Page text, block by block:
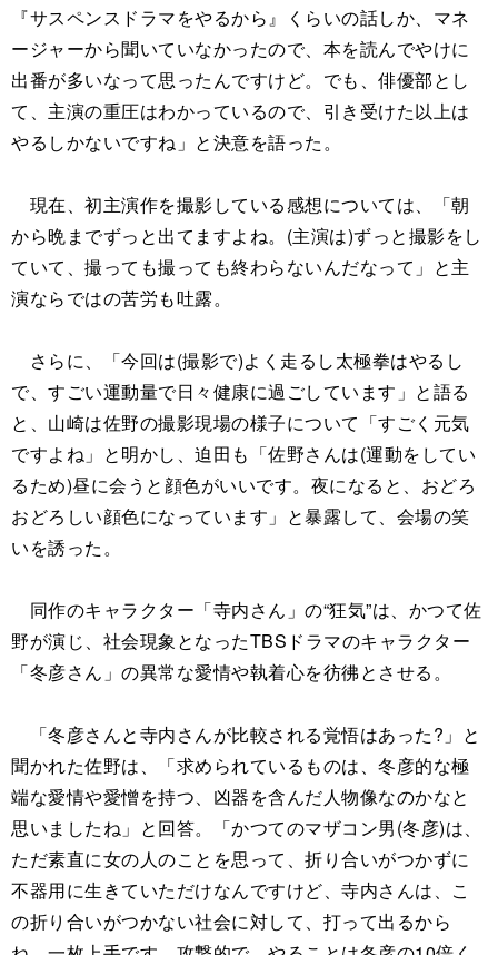
『サスペンスドラマをやるから』くらいの話しか、マネ
ージャーから聞いていなかったので、本を読んでやけに
出番が多いなって思ったんですけど。でも、俳優部とし
て、主演の重圧はわかっているので、引き受けた以上は
やるしかないですね」と決意を語った。
現在、初主演作を撮影している感想については、「朝
から晩までずっと出てますよね。(主演は)ずっと撮影をし
ていて、撮っても撮っても終わらないんだなって」と主
演ならではの苦労も吐露。
さらに、「今回は(撮影で)よく走るし太極拳はやるし
で、すごい運動量で日々健康に過ごしています」と語る
と、山崎は佐野の撮影現場の様子について「すごく元気
ですよね」と明かし、迫田も「佐野さんは(運動をしてい
るため)昼に会うと顔色がいいです。夜になると、おどろ
おどろしい顔色になっています」と暴露して、会場の笑
いを誘った。
同作のキャラクター「寺内さん」の“狂気”は、かつて佐
野が演じ、社会現象となったTBSドラマのキャラクター
「冬彦さん」の異常な愛情や執着心を彷彿とさせる。
「冬彦さんと寺内さんが比較される覚悟はあった?」と
聞かれた佐野は、「求められているものは、冬彦的な極
端な愛情や愛憎を持つ、凶器を含んだ人物像なのかなと
思いましたね」と回答。「かつてのマザコン男(冬彦)は、
ただ素直に女の人のことを思って、折り合いがつかずに
不器用に生きていただけなんですけど、寺内さんは、こ
の折り合いがつかない社会に対して、打って出るから